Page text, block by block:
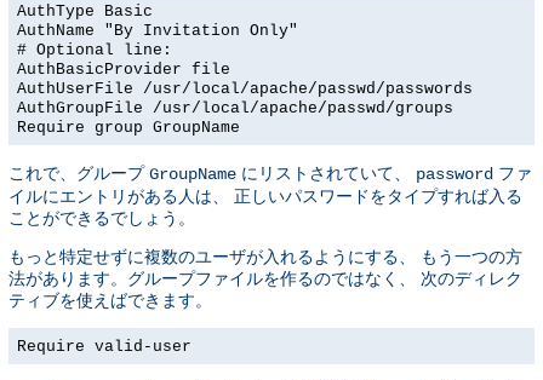
AuthType Basic
AuthName "By Invitation Only"
# Optional line:
AuthBasicProvider file
AuthUserFile /usr/local/apache/passwd/passwords
AuthGroupFile /usr/local/apache/passwd/groups
Require group GroupName
これで、グループGroupName にリストされていて、 password ファ
イルにエントリがある人は、 正しいパスワードをタイプすれば入る
ことができるでしょう。
もっと特定せずに複数のユーザが入れるようにする、 もう一つの方
法があります。グループファイルを作るのではなく、 次のディレク
ティブを使えばできます。
Require valid-user